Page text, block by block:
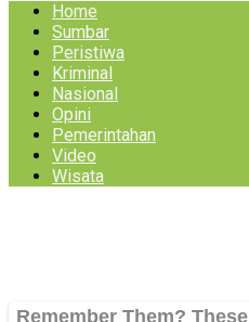
Home
Sumbar
Peristiwa
Kriminal
Nasional
Opini
Pemerintahan
Video
Wisata